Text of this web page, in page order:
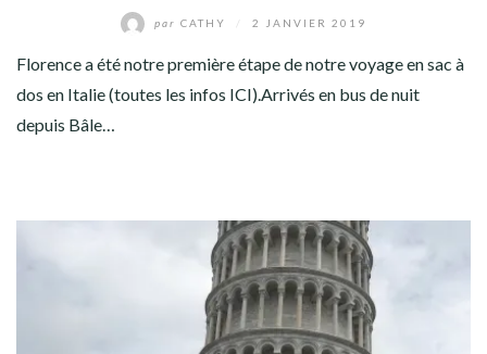
par CATHY 2 JANVIER 2019
Florence a été notre première étape de notre voyage en sac à
dos en Italie (toutes les infos ICI).Arrivés en bus de nuit
depuis Bâle…